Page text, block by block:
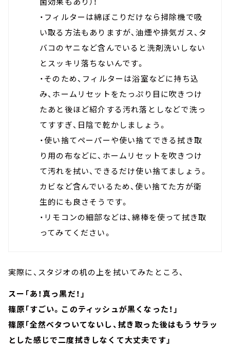
・フィルターは綿ぼこりだけなら掃除機で吸
い取る方法もありますが、油煙や排気ガス、タ
バコのヤニなど含んでいると洗剤洗いしない
とスッキリ落ちないんです。
・そのため、フィルターは浴室などに持ち込
み、ホームリセットをたっぷり目に吹きつけ
たあと後ほど紹介する汚れ落としなどで洗っ
てすすぎ、日陰で乾かしましょう。
・使い捨てペーパーや使い捨てできる拭き取
り用の布などに、ホームリセットを吹きつけ
て汚れを拭い、できるだけ使い捨てましょう。
カビなど含んでいるため、使い捨てた方が衛
生的にも良さそうです。
・リモコンの細部などは、綿棒を使って拭き取
ってみてください。
実際に、スタジオの机の上を拭いてみたところ、
スー「あ！真っ黒だ！」
篠原「すごい。このティッシュが黒くなった！」
篠原「全然ベタついてないし、拭き取った後はもうサラッ
とした感じで二度拭きしなくて大丈夫です」